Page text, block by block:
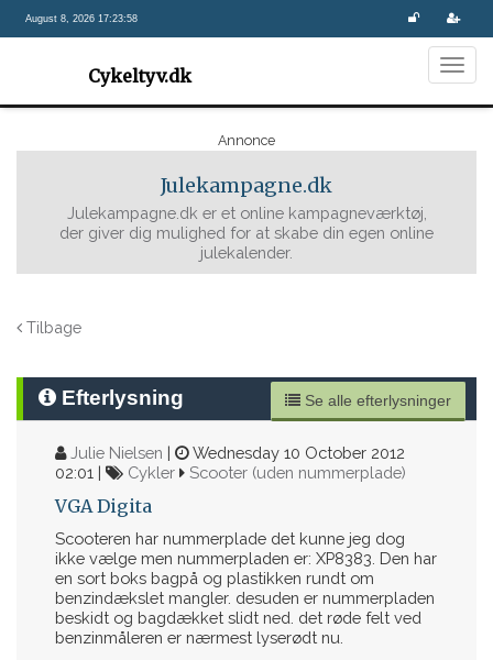
August 8, 2026 17:23:58
Cykeltyv.dk
Annonce
Julekampagne.dk
Julekampagne.dk er et online kampagneværktøj,
der giver dig mulighed for at skabe din egen online
julekalender.
Tilbage
Efterlysning Se alle efterlysninger
Julie Nielsen |
Wednesday 10 October 2012
02:01 |
Cykler Scooter (uden nummerplade)
VGA Digita
Scooteren har nummerplade det kunne jeg dog
ikke vælge men nummerpladen er: XP8383. Den har
en sort boks bagpå og plastikken rundt om
benzindækslet mangler. desuden er nummerpladen
beskidt og bagdækket slidt ned. det røde felt ved
benzinmåleren er nærmest lyserødt nu.